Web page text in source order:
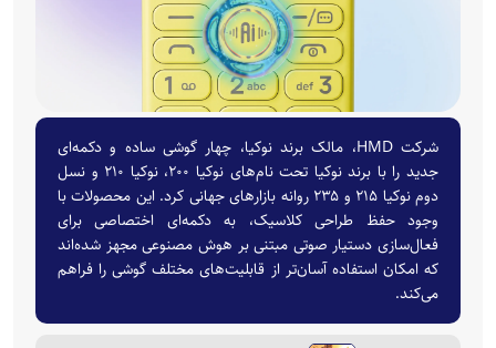
شرکت HMD، مالک برند نوکیا، چهار گوشی ساده و دکمه‌ای
جدید را با برند نوکیا تحت نام‌های نوکیا ۲۰۰، نوکیا ۲۱۰ و نسل
دوم نوکیا ۲۱۵ و ۲۳۵ روانه بازارهای جهانی کرد. این محصولات با
وجود حفظ طراحی کلاسیک، به دکمه‌ای اختصاصی برای
فعال‌سازی دستیار صوتی مبتنی بر هوش مصنوعی مجهز شده‌اند
که امکان استفاده آسان‌تر از قابلیت‌های مختلف گوشی را فراهم
می‌کند.